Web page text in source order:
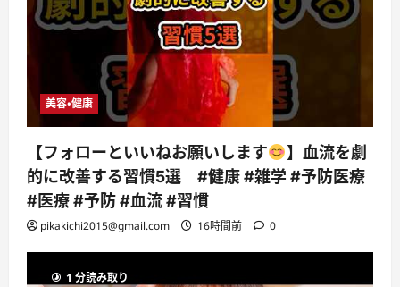
美容・健康
【フォローといいねお願いします
】血流を劇
的に改善する習慣5選 #健康 #雑学 #予防医療
#医療 #予防 #血流 #習慣
pikakichi2015@gmail.com 16時間前 0
1 分読み取り